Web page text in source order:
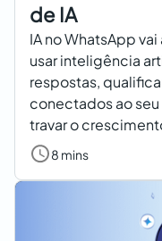
de IA
IA no WhatsApp
usar inteligência
respostas,
conectados ao seu
travar o
8 mins